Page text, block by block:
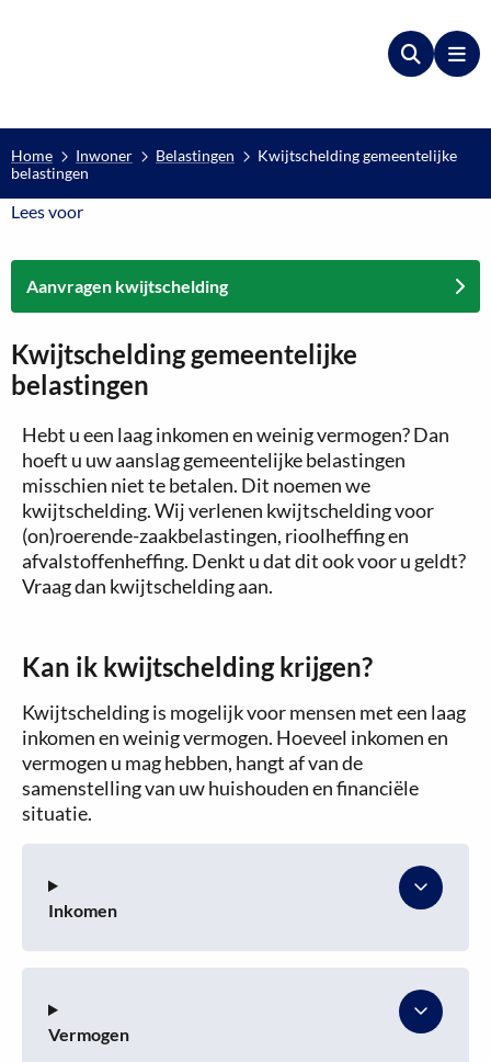
Zoeken
Home Inwoner Belastingen
Kwijtschelding gemeentelijke
belastingen
Lees voorLees voor
Aanvragen kwijtschelding
Kwijtschelding gemeentelijke
belastingen
Hebt u een laag inkomen en weinig vermogen? Dan
hoeft u uw aanslag gemeentelijke belastingen
misschien niet te betalen. Dit noemen we
kwijtschelding. Wij verlenen kwijtschelding voor
(on)roerende-zaakbelastingen, rioolheffing en
afvalstoffenheffing. Denkt u dat dit ook voor u geldt?
Vraag dan kwijtschelding aan.
Kan ik kwijtschelding krijgen?
Kwijtschelding is mogelijk voor mensen met een laag
inkomen en weinig vermogen. Hoeveel inkomen en
vermogen u mag hebben, hangt af van de
samenstelling van uw huishouden en financiële
situatie.
Inkomen
Vermogen